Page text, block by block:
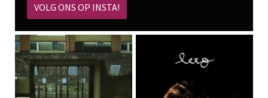
VOLG ONS OP INSTA!